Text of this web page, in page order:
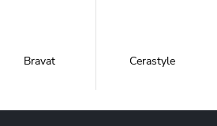
Bravat Cerastyle